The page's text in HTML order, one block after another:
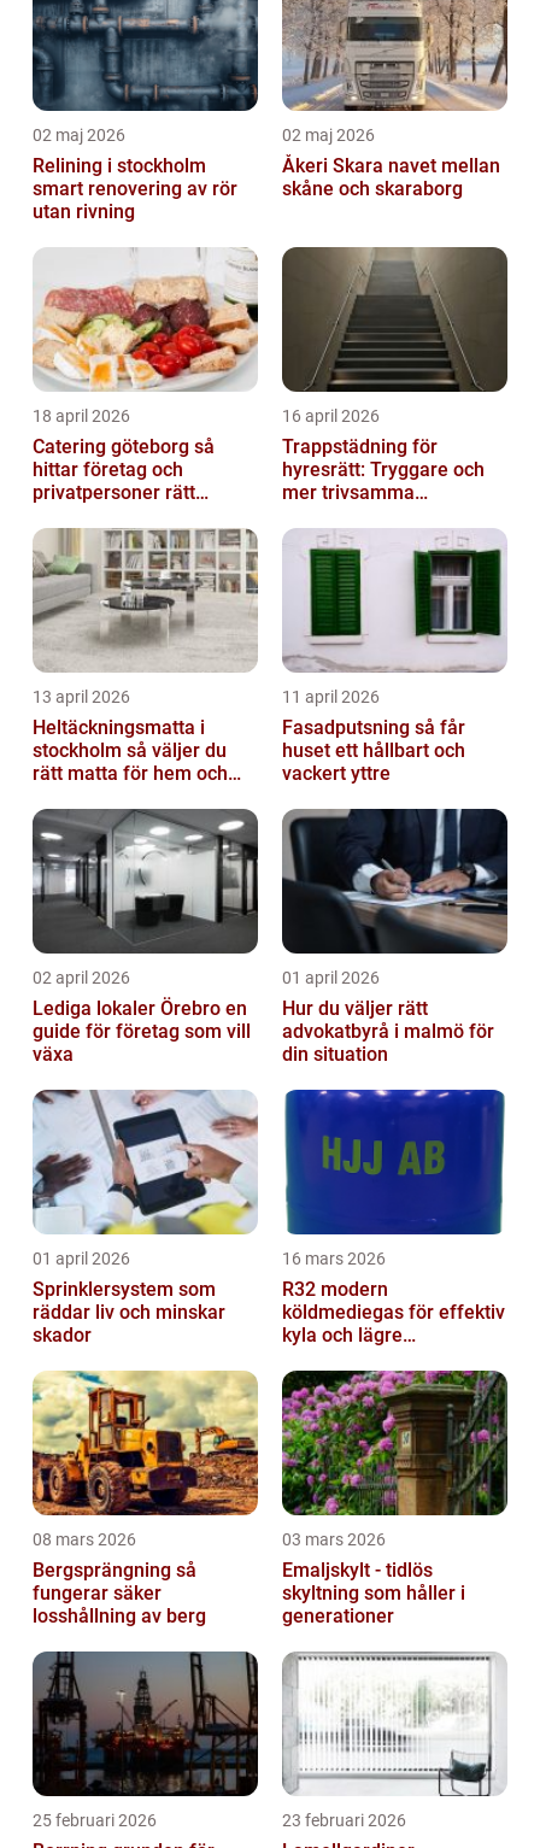
02 maj 2026
Relining i stockholm
smart renovering av rör
utan rivning
02 maj 2026
Åkeri Skara navet mellan
skåne och skaraborg
18 april 2026
Catering göteborg så
hittar företag och
privatpersoner rätt
16 april 2026
Trappstädning för
hyresrätt: Tryggare och
mer trivsamma
13 april 2026
Heltäckningsmatta i
stockholm så väljer du
rätt matta för hem och
11 april 2026
Fasadputsning så får
huset ett hållbart och
vackert yttre
02 april 2026
Lediga lokaler Örebro en
guide för företag som vill
växa
01 april 2026
Hur du väljer rätt
advokatbyrå i malmö för
din situation
01 april 2026
Sprinklersystem som
räddar liv och minskar
skador
16 mars 2026
R32 modern
köldmediegas för effektiv
kyla och lägre
08 mars 2026
Bergsprängning så
fungerar säker
losshållning av berg
03 mars 2026
Emaljskylt - tidlös
skyltning som håller i
generationer
25 februari 2026 23 februari 2026